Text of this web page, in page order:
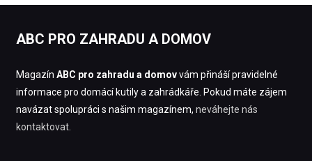
ABC PRO ZAHRADU A DOMOV
Magazín ABC pro zahradu a domovvám přináší pravidelné
informace pro domácí kutily a zahrádkáře. Pokud máte zájem
navázat spolupráci s našim magazínem, neváhejte nás
kontaktovat.